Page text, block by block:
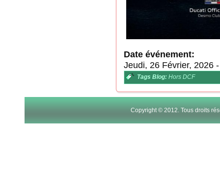
Date événement:
Jeudi, 26 Février, 2026
Tags Blog: Hors DCF
Copyright © 2012. Tous droits